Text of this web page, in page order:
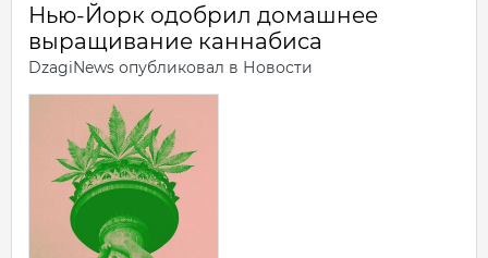
Нью-Йорк одобрил домашнее
выращивание каннабиса
DzagiNews опубликовал в Новости